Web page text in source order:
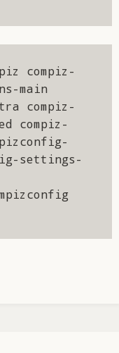
compiz-
main
compiz-
compiz-
settings-